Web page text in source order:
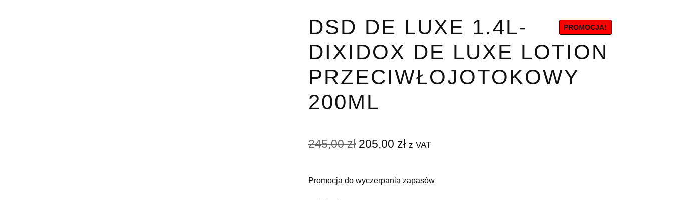
PROMOCJA!
DSD DE LUXE 1.4L-
DIXIDOX DE LUXE LOTION
PRZECIWŁOJOTOKOWY
200ML
245,00zł Pierwotna
wynosiła:
205,00 złAktualna
wynosi:
z VAT
Promocja do wyczerpania zapasów